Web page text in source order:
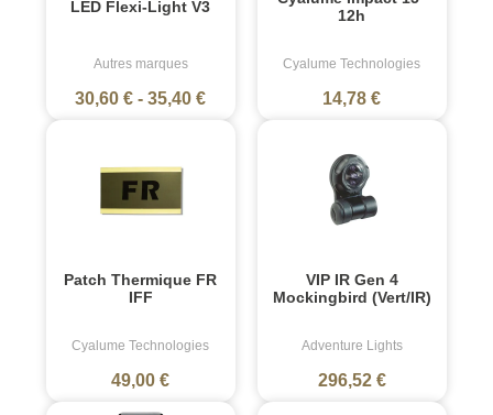
LED Flexi-Light V3
Autres marques
30,60 € -35,40 €
12h
Cyalume Technologies
14,78 €
Patch Thermique FR
IFF
Cyalume Technologies
49,00 €
VIP IR Gen 4
Mockingbird (Vert/IR)
Adventure Lights
296,52 €